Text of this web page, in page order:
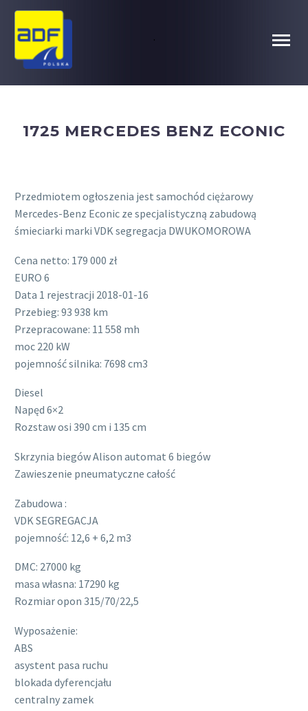
.
1725 MERCEDES BENZ ECONIC
Przedmiotem ogłoszenia jest samochód ciężarowy
Mercedes-Benz Econic ze specjalistyczną zabudową
śmieciarki marki VDK segregacja DWUKOMOROWA
Cena netto: 179 000 zł
EURO 6
Data 1 rejestracji 2018-01-16
Przebieg: 93 938 km
Przepracowane: 11 558 mh
moc 220 kW
pojemność silnika: 7698 cm3
Diesel
Napęd 6×2
Rozstaw osi 390 cm i 135 cm
Skrzynia biegów Alison automat 6 biegów
Zawieszenie pneumatyczne całość
Zabudowa :
VDK SEGREGACJA
pojemność: 12,6 + 6,2 m3
DMC: 27000 kg
masa własna: 17290 kg
Rozmiar opon 315/70/22,5
Wyposażenie:
ABS
asystent pasa ruchu
blokada dyferencjału
centralny zamek